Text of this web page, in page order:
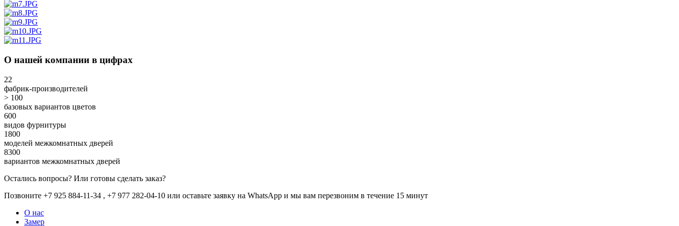
О нашей компании в цифрах
22
фабрик-производителей
> 100
базовых вариантов цветов
600
видов фурнитуры
1800
моделей межкомнатных дверей
8300
вариантов межкомнатных дверей
Остались вопросы? Или готовы сделать заказ?
Позвоните +7 925 884-11-34 , +7 977 282-04-10 или оставьте заявку на WhatsApp и мы вам перезвоним в течение 15 минут
О нас
Замер